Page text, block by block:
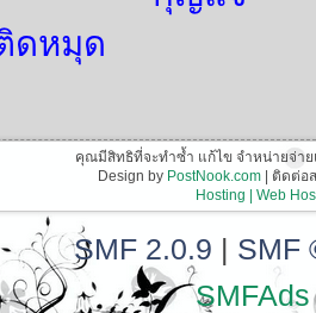
ดหมุด
คุณมีสิทธิที่จะทำซ้ำ แก้ไข จำหน่ายจ่า
Design by PostNook.com| ติดต่อส
Hosting | Web
SMF 2.0.9 | SMF
SMFAds